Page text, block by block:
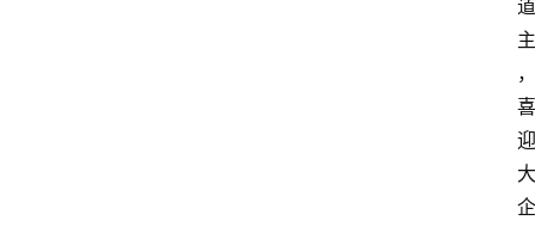
道
主
，
喜
迎
大
企